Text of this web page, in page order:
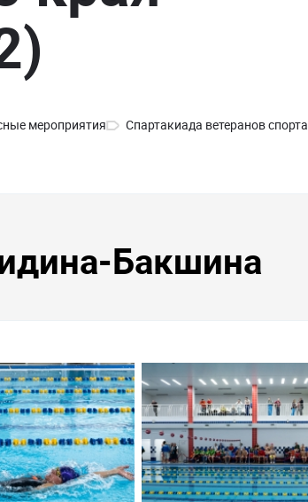
мероприятия Спартакиада ветеранов спорта
Бакшина